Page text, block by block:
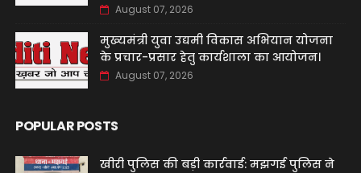
August 07, 2026
मुख्यमंत्री युवा उद्यमी विकास अभियान योजना
के प्रचार-प्रसार हेतु कार्यशाला का आयोजन।
August 07, 2026
POPULAR POSTS
खीरी पुलिस की बड़ी कार्रवाई: मझगई पुलिस ने